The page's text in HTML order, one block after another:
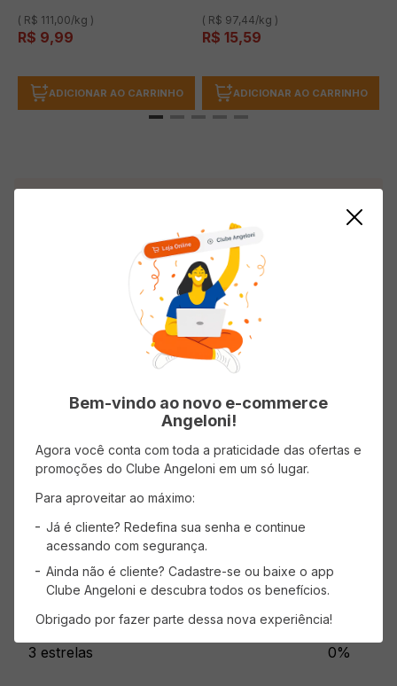
( R$ 111,00/kg )
R$ 9,99
ADICIONAR AO CARRINHO
( R$ 97,44/kg )
R$ 15,59
ADICIONAR AO CARRINHO
Salgadinho Cheetos ELMA CHIPS Onda Requeijão
Informações do Produto
Nacional
Avaliações
Carregando…
5 estrelas
3 estrelas 0%
Bem-vindo ao novo e-commerce
Angeloni!
Agora você conta com toda a praticidade das ofertas e
promoções do Clube Angeloni em um só lugar.
Para aproveitar ao máximo:
Já é cliente? Redefina sua senha e continue
acessando com segurança.
Ainda não é cliente? Cadastre-se ou baixe o app
Clube Angeloni e descubra todos os benefícios.
Obrigado por fazer parte dessa nova experiência!